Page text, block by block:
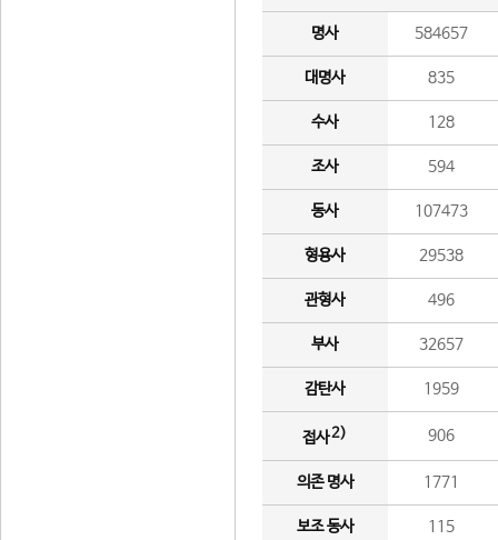
명사 584657
대명사 835
수사 128
조사 594
동사 107473
형용사 29538
관형사 496
부사 32657
감탄사 1959
접사2) 906
의존 명사 1771
보조 동사 115